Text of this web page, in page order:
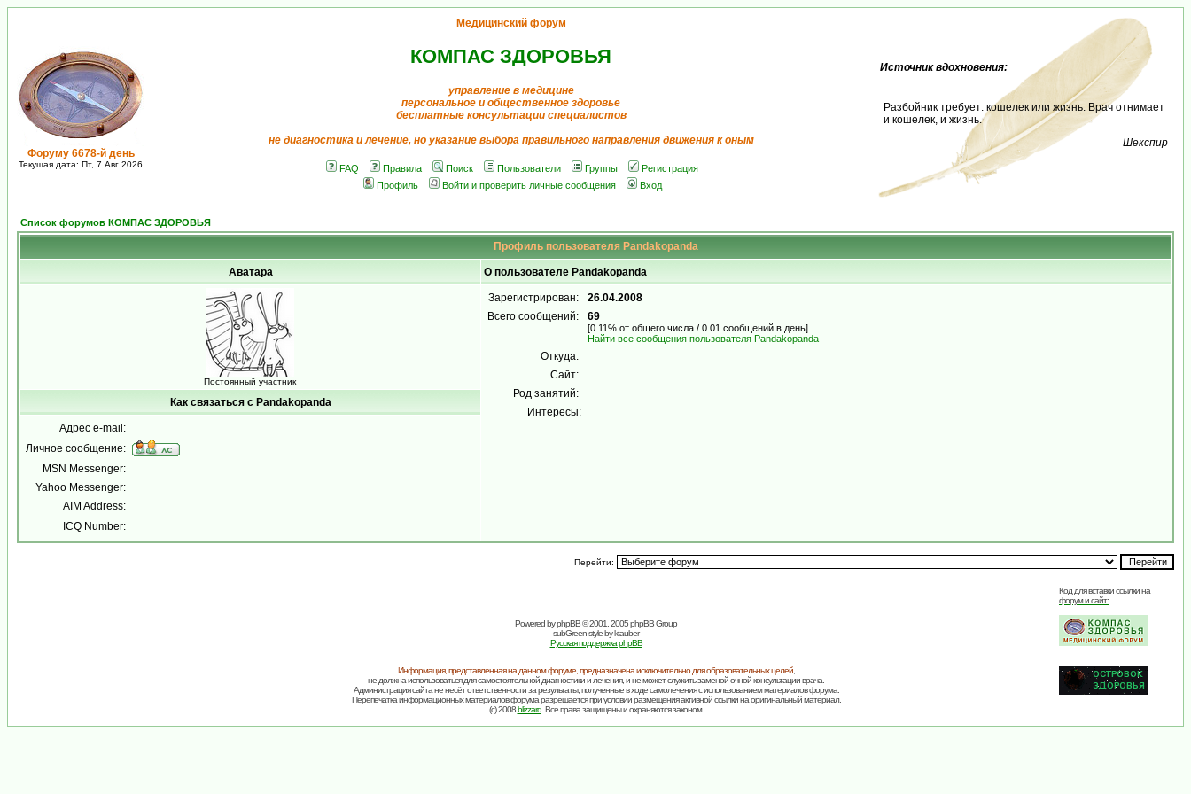
Форуму 6678-й день
Текущая дата: Пт, 7 Авг 2026
Медицинский форум
КОМПАС ЗДОРОВЬЯ
управление в медицине
персональное и общественное здоровье
бесплатные консультации специалистов
не диагностика и лечение, но указание выбора правильного направления движения к оным
FAQ Правила Поиск Пользователи Группы
Регистрация
Профиль
Войти и проверить личные сообщения Вход
Источник вдохновения:
Разбойник требует: кошелек или жизнь. Врач отнимает
и кошелек, и жизнь.
Шекспир
Список форумов КОМПАС ЗДОРОВЬЯ
Профиль пользователя Pandakopanda
Аватара О пользователе Pandakopanda
Постоянный участник
Зарегистрирован:
26.04.2008
Всего сообщений:
69
[0.11% от общего числа / 0.01 сообщений в день]
Найти все сообщения пользователя Pandakopanda
Откуда:
Сайт:
Род занятий:
Интересы:
Как связаться с Pandakopanda
Адрес e-mail:
Личное сообщение:
MSN Messenger:
Yahoo Messenger:
AIM Address:
ICQ Number:
Перейти:
Powered byphpBB© 2001, 2005 phpBB Group
subGreen style byktauber
Русская поддержка phpBB
Код для вставки ссылки на
форум и сайт:
Информация, представленная на данном форуме, предназначена исключительно для образовательных целей,
не должна использоваться для самостоятельной диагностики и лечения, и не может служить заменой очной консультации врача.
Администрация сайта не несёт ответственности за результаты, полученные в ходе самолечения с использованием материалов форума.
Перепечатка информационных материалов форума разрешается при условии размещения активной ссылки на оригинальный материал.
(c) 2008blizzard. Все права защищены и охраняются законом.